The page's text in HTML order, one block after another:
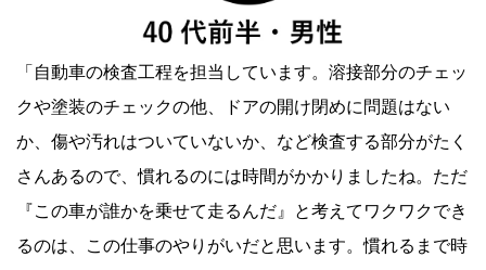
「自動車の検査工程を担当しています。溶接部分のチェッ
クや塗装のチェックの他、ドアの開け閉めに問題はない
か、傷や汚れはついていないか、など検査する部分がたく
さんあるので、慣れるのには時間がかかりましたね。ただ
『この車が誰かを乗せて走るんだ』と考えてワクワクでき
るのは、この仕事のやりがいだと思います。慣れるまで時